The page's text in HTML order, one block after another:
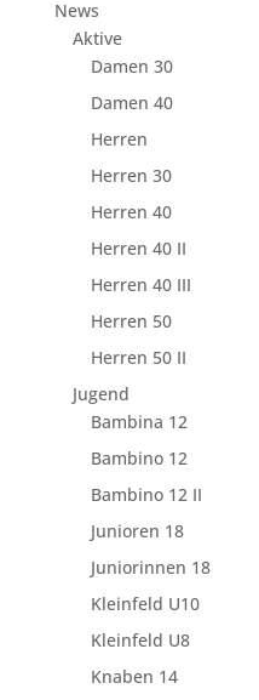
News
Aktive
Damen 30
Damen 40
Herren
Herren 30
Herren 40
Herren 40 II
Herren 40 III
Herren 50
Herren 50 II
Jugend
Bambina 12
Bambino 12
Bambino 12 II
Junioren 18
Juniorinnen 18
Kleinfeld U10
Kleinfeld U8
Knaben 14